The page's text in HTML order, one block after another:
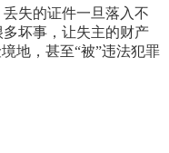
失的证件一旦落入不
坏事，让失主的财产
地，甚至“被”违法犯罪